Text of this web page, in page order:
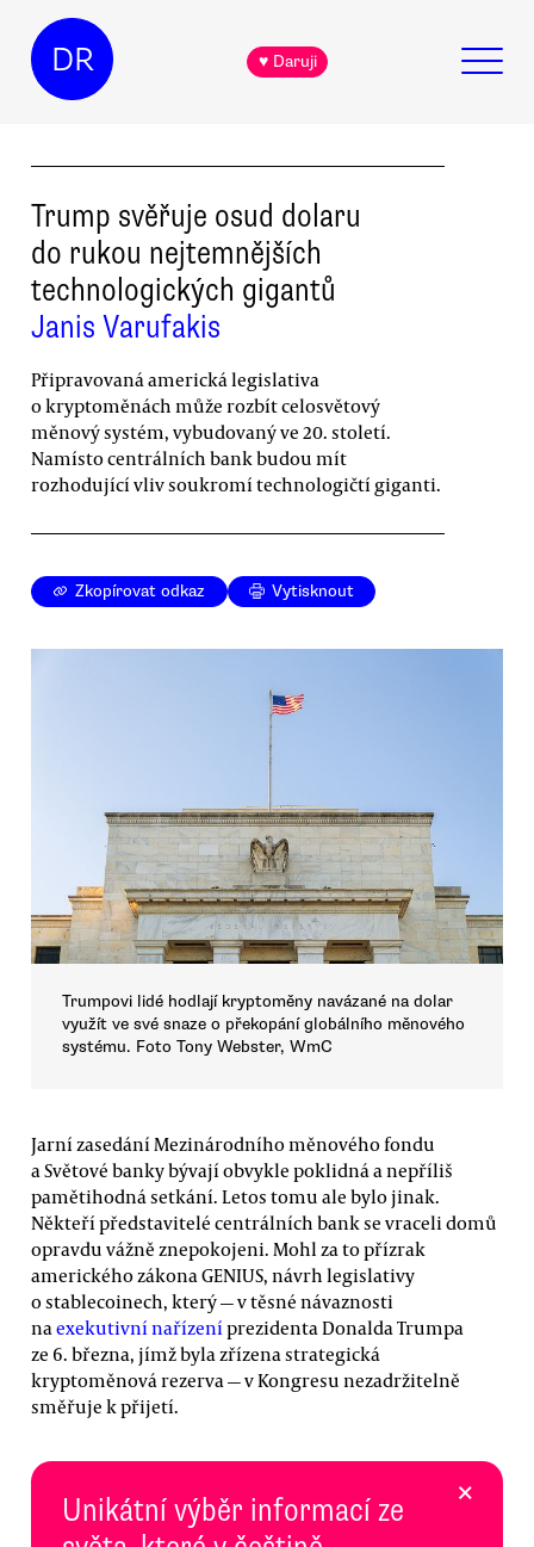
DR ♥ Daruji
Trump svěřuje osud dolaru
do rukou nejtemnějších
technologických gigantů
Janis Varufakis
Připravovaná americká legislativa
o kryptoměnách může rozbít celosvětový
měnový systém, vybudovaný ve 20. století.
Namísto centrálních bank budou mít
rozhodující vliv soukromí technologičtí giganti.
Zkopírovat odkaz Vytisknout
Trumpovi lidé hodlají kryptoměny navázané na dolar
využít ve své snaze o překopání globálního měnového
systému. Foto Tony Webster, WmC
Jarní zasedání Mezinárodního měnového fondu
a Světové banky bývají obvykle poklidná a nepříliš
pamětihodná setkání. Letos tomu ale bylo jinak.
Někteří představitelé centrálních bank se vraceli domů
opravdu vážně znepokojeni. Mohl za to přízrak
amerického zákona GENIUS, návrh legislativy
o stablecoinech, který — v těsné návaznosti
naexekutivní nařízeníprezidenta Donalda Trumpa
ze 6. března, jímž byla zřízena strategická
kryptoměnová rezerva — v Kongresu nezadržitelně
směřuje k přijetí.
Unikátní výběr informací ze
×